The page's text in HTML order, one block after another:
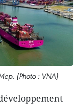
(Photo : VNA)